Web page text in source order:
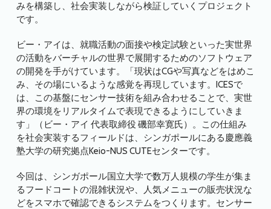
みを構築し、社会実装しながら検証していくプロジェクト
です。
ビー・アイは、就職活動の面接や検定試験といった実世界
の活動をバーチャルの世界で展開するためのソフトウェア
の開発を手がけています。「現状はCGや写真などをはめこ
み、その場にいるような感覚を再現しています。ICESで
は、この基盤にセンサー技術を組み合わせることで、実世
界の環境をリアルタイムで表現できるようにしていきま
す」（ビー・アイ 代表取締役 磯部幸寛氏）。この仕組み
を社会実装するフィールドは、シンガポールにある慶應義
塾大学の研究拠点Keio-NUS CUTEセンターです。
今回は、シンガポール国立大学で数万人規模の学生が集ま
るフードコートの混雑状況や、人気メニューの販売状況な
どをスマホで確認できるシステムをつくります。センサー